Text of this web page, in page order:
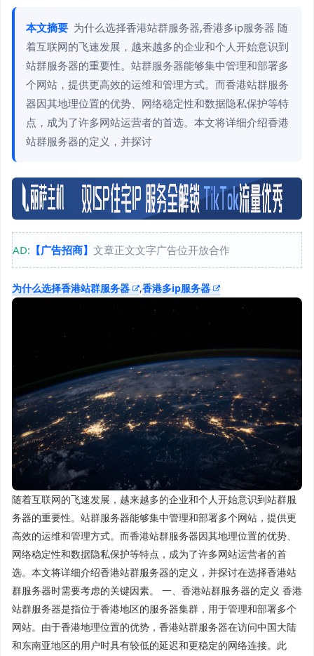
本文摘要 为什么选择香港站群服务器,香港多ip服务器 随
着互联网的飞速发展，越来越多的企业和个人开始意识到
站群服务器的重要性。站群服务器能够集中管理和部署多
个网站，提供更高效的运维和管理方式。而香港站群服务
器因其地理位置的优势、网络稳定性和数据隐私保护等特
点，成为了许多网站运营者的首选。本文将详细介绍香港
站群服务器的定义，并探讨
AD: 【广告招商】 文章正文文字广告位开放合作
为什么选择香港站群服务器 ,香港多ip服务器
随着互联网的飞速发展，越来越多的企业和个人开始意识到站群服
务器的重要性。站群服务器能够集中管理和部署多个网站，提供更
高效的运维和管理方式。而香港站群服务器因其地理位置的优势、
网络稳定性和数据隐私保护等特点，成为了许多网站运营者的首
选。本文将详细介绍香港站群服务器的定义，并探讨在选择香港站
群服务器时需要考虑的关键因素。 一、香港站群服务器的定义 香港
站群服务器是指位于香港地区的服务器集群，用于管理和部署多个
网站。由于香港地理位置的优势，香港站群服务器在访问中国大陆
和东南亚地区的用户时具有较低的延迟和更稳定的网络连接。此